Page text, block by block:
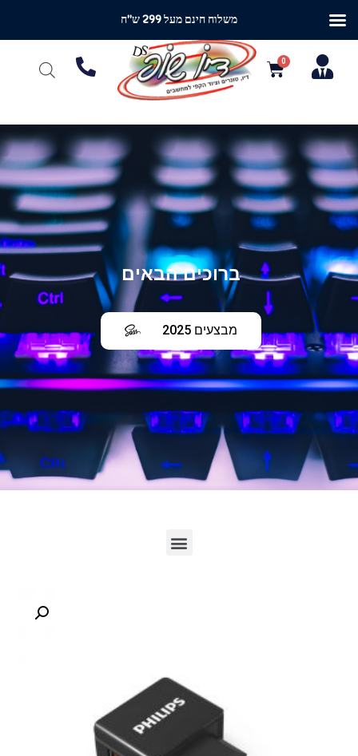
ברוכים הבאים
מבצעים 2025
משלוח חינם מעל 299 ש"ח